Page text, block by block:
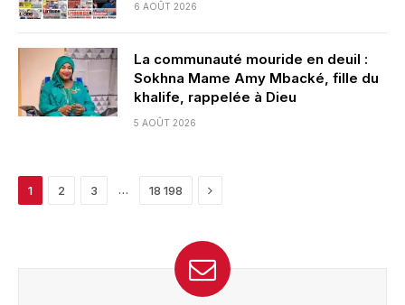
6 AOÛT 2026
La communauté mouride en deuil :
Sokhna Mame Amy Mbacké, fille du
khalife, rappelée à Dieu
5 AOÛT 2026
1 2 3 … 18 198 Next